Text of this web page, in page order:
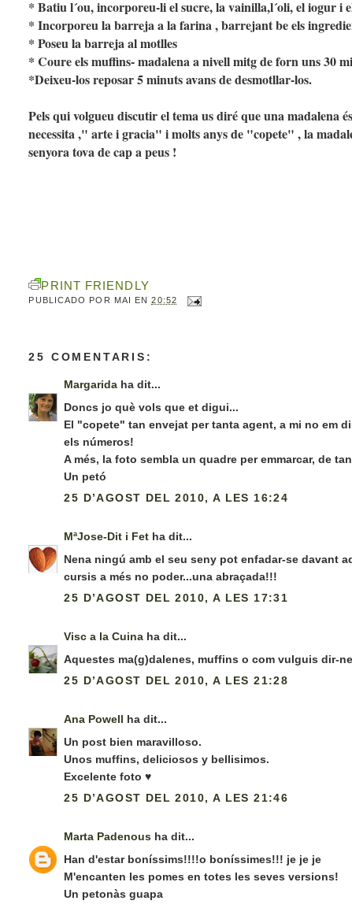
* Batiu l´ou, incorporeu-li el sucre, la vainilla,l´oli, el iogur i
* Incorporeu la barreja a la farina , barrejant be els
* Poseu la barreja al motlles
* Coure els muffins- madalena a nivell mitg de forn uns 30
*Deixeu-los reposar 5 minuts avans de desmotllar-los.
Pels qui volgueu discutir el tema us diré que una madalena
necessita ," arte i gracia" i molts anys de "copete" , la
senyora tova de cap a peus !
PRINT FRIENDLY
PUBLICADO POR MAI EN20:52
25 COMENTARIS:
Margarida ha dit...
Doncs jo què vols que et digui...
El "copete" tan envejat per tanta agent, a mi no em
els números!
A més, la foto sembla un quadre per emmarcar, de
Un petó
25 D’AGOST DEL 2010, A LES 16:24
MªJose-Dit i Fet ha dit...
Nena ningú amb el seu seny pot enfadar-se davant
cursis a més no poder...una abraçada!!!
25 D’AGOST DEL 2010, A LES 17:31
Visc a la Cuina ha dit...
Aquestes ma(g)dalenes, muffins o com vulguis dir-
25 D’AGOST DEL 2010, A LES 21:28
Ana Powell ha dit...
Un post bien maravilloso.
Unos muffins, deliciosos y bellisimos.
Excelente foto ♥
25 D’AGOST DEL 2010, A LES 21:46
Marta Padenous ha dit...
Han d'estar boníssims!!!!o boníssimes!!! je je je
M'encanten les pomes en totes les seves versions!
Un petonàs guapa